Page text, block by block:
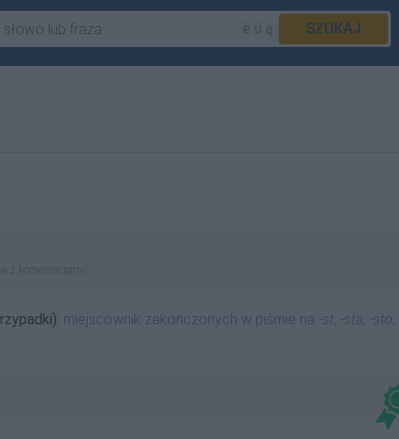
SZUKAJ
z komentarzami)
miejscownik zakończonych w piśmie na -st, -sta, -sto,